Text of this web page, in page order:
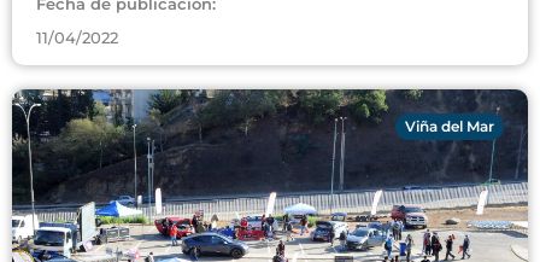
Fecha de publicación:
11/04/2022
Viña del Mar